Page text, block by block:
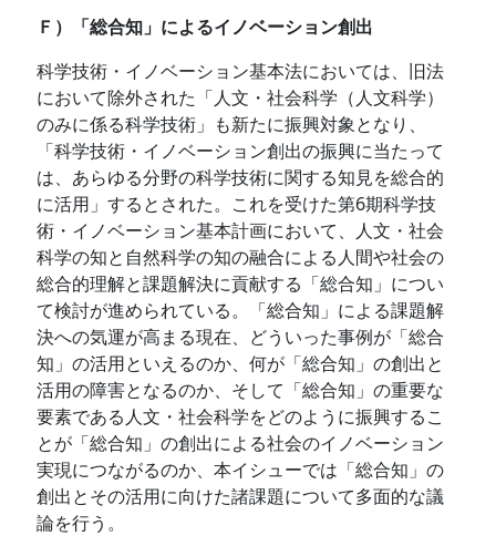
Ｆ）「総合知」によるイノベーション創出
科学技術・イノベーション基本法においては、旧法
において除外された「人文・社会科学（人文科学）
のみに係る科学技術」も新たに振興対象となり、
「科学技術・イノベーション創出の振興に当たって
は、あらゆる分野の科学技術に関する知見を総合的
に活用」するとされた。これを受けた第6期科学技
術・イノベーション基本計画において、人文・社会
科学の知と自然科学の知の融合による人間や社会の
総合的理解と課題解決に貢献する「総合知」につい
て検討が進められている。「総合知」による課題解
決への気運が高まる現在、どういった事例が「総合
知」の活用といえるのか、何が「総合知」の創出と
活用の障害となるのか、そして「総合知」の重要な
要素である人文・社会科学をどのように振興するこ
とが「総合知」の創出による社会のイノベーション
実現につながるのか、本イシューでは「総合知」の
創出とその活用に向けた諸課題について多面的な議
論を行う。